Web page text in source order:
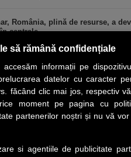
România, plină de resurse, a
centrale...
COVER STORY
să rămână confidențiale
informații pe
datelor cu caracter
făcând clic mai jos, respectiv
moment pe pagina cu
partenerilor noștri și nu vă vor
si agentiile de publicitate